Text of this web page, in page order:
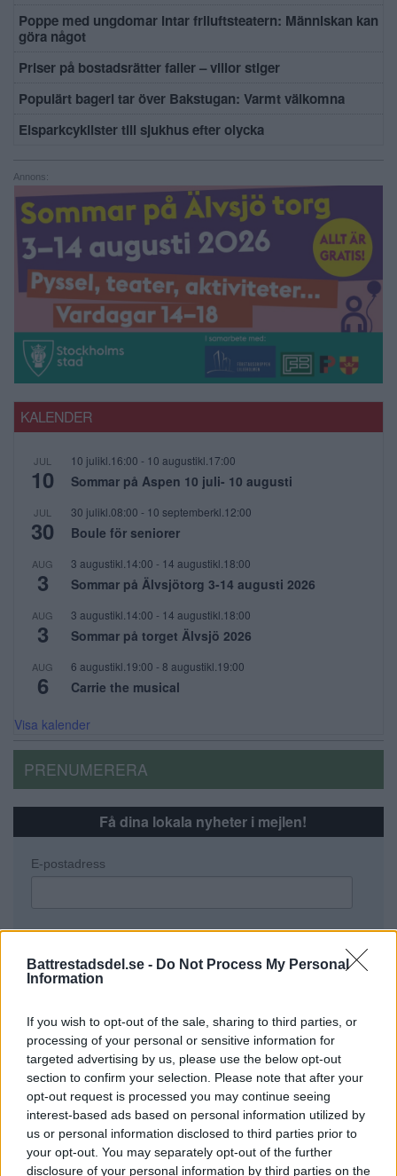
Battrestadsdel.se - Do Not Process My Personal
Information
If you wish to opt-out of the sale, sharing to third parties, or
processing of your personal or sensitive information for
targeted advertising by us, please use the below opt-out
section to confirm your selection. Please note that after your
opt-out request is processed you may continue seeing
interest-based ads based on personal information utilized by
us or personal information disclosed to third parties prior to
your opt-out. You may separately opt-out of the further
disclosure of your personal information by third parties on the
Poppe med ungdomar intar friluftsteatern: Människan kan
göra något
Priser på bostadsrätter faller – villor stiger
Populärt bageri tar över Bakstugan: Varmt välkomna
Elsparkcyklister till sjukhus efter olycka
Annons:
KALENDER
JUL
10
10 julikl.16:00 - 10 augustikl.17:00
Sommar på Aspen 10 juli- 10 augusti
JUL
30
30 julikl.08:00 - 10 septemberkl.12:00
Boule för seniorer
AUG
3
3 augustikl.14:00 - 14 augustikl.18:00
Sommar på Älvsjötorg 3-14 augusti 2026
AUG
3
3 augustikl.14:00 - 14 augustikl.18:00
Sommar på torget Älvsjö 2026
AUG
6
6 augustikl.19:00 - 8 augustikl.19:00
Carrie the musical
Visa kalender
PRENUMERERA
Få dina lokala nyheter i mejlen!
E-postadress
Annons: